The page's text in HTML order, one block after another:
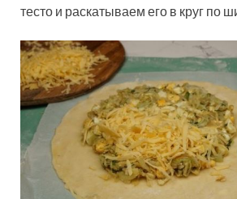
тесто и раскатываем его в круг по